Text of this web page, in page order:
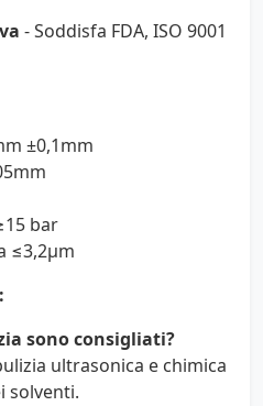
- Soddisfa FDA, ISO 9001
±0,1mm
bar
≤3,2μm
sono consigliati?
ultrasonica e chimica
solventi.